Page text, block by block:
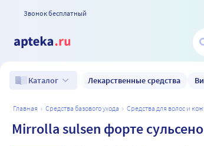
Звонок бесплатный
Каталог Лекарственные средства
главная средства базового ухода средства для волос и
Mirrolla sulsen форте